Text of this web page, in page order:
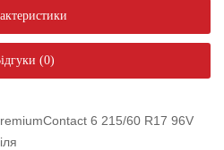
(0)
6 215/60 R17 96V